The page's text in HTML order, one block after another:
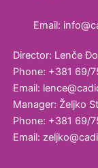
Email:
Director: Lenče
Phone: +381 69/
Email:
Manager: Željko
Phone: +381 69/
Email: